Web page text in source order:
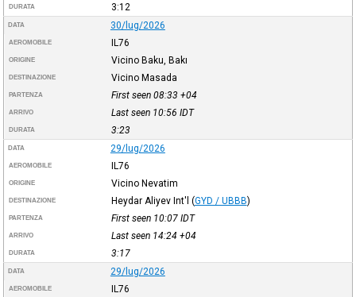
DURATA 3:12
DATA 30/lug/2026
AEROMOBILE IL76
ORIGINE Vicino Baku, Bakı
DESTINAZIONE Vicino Masada
PARTENZA First seen 08:33 +04
ARRIVO Last seen 10:56 IDT
DURATA 3:23
DATA 29/lug/2026
AEROMOBILE IL76
ORIGINE Vicino Nevatim
DESTINAZIONE Heydar Aliyev Int'l (GYD / UBBB)
PARTENZA First seen 10:07 IDT
ARRIVO Last seen 14:24 +04
DURATA 3:17
DATA 29/lug/2026
AEROMOBILE IL76